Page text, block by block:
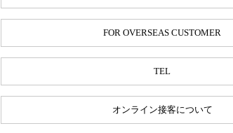
FOR OVERSEAS CUSTOMER
TEL
オンライン接客について